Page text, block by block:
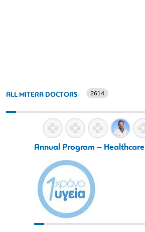
ALL MITERA DOCTORS 2614
Annual Program – Healthcare